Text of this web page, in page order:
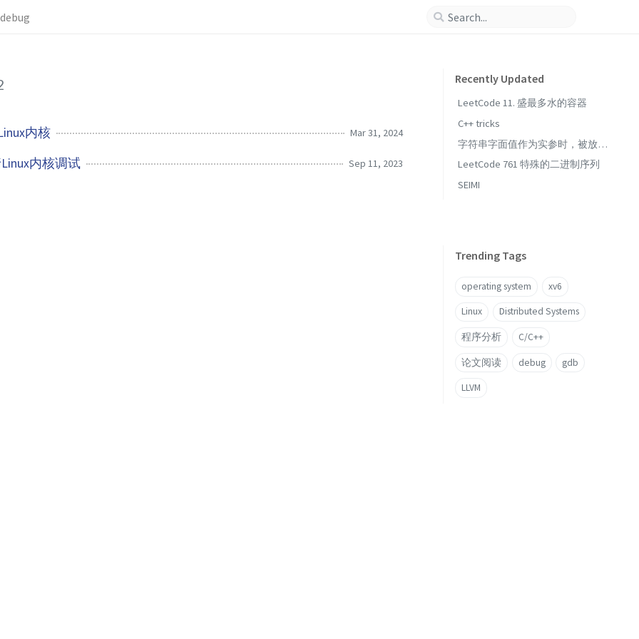
debug
内核 Mar 31, 2024
内核调试 Sep 11, 2023
Recently Updated
LeetCode 11. 盛最多水的容器
C++ tricks
字符串字面值作为实参时，被放在
哪了？
LeetCode 761 特殊的二进制序列
SEIMI
Trending Tags
operating system xv6
Linux Distributed Systems
程序分析 C/C++
论文阅读 debug gdb
LLVM